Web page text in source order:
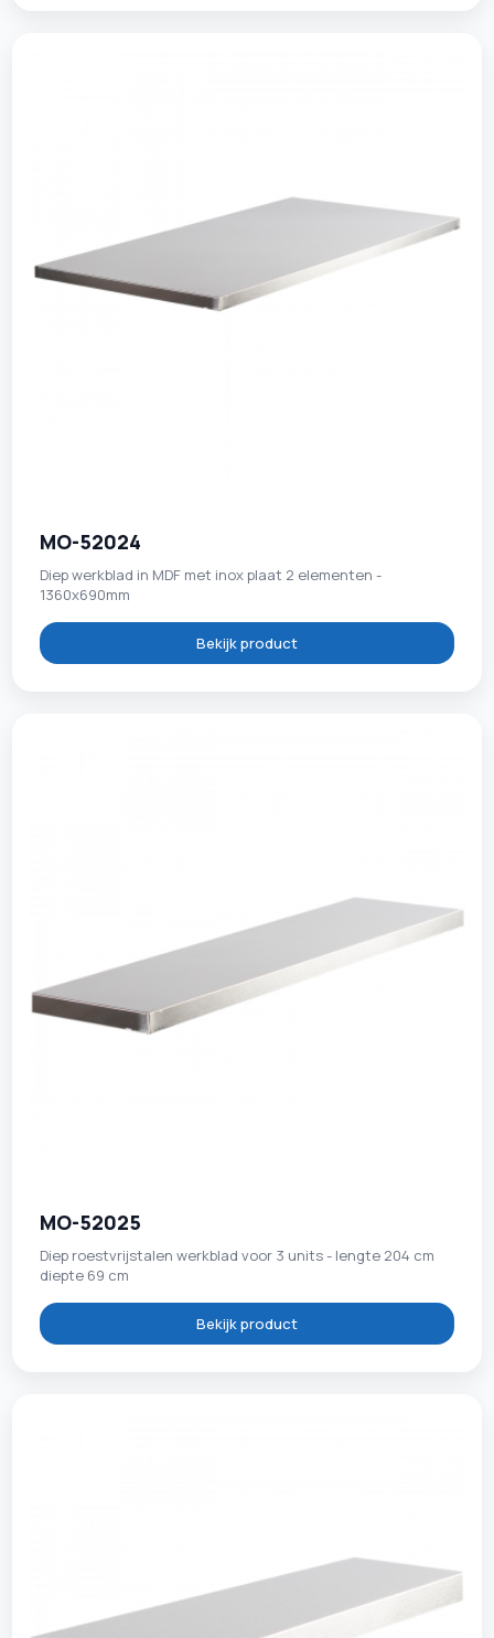
MO-52024
Diep werkblad in MDF met inox plaat 2 elementen -
1360x690mm
Bekijk product
MO-52025
Diep roestvrijstalen werkblad voor 3 units - lengte 204 cm
diepte 69 cm
Bekijk product